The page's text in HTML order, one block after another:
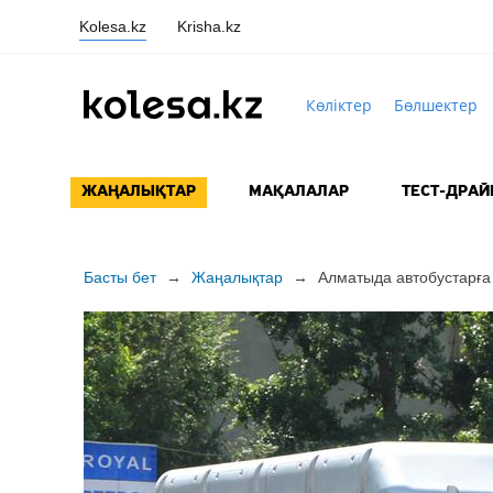
Kolesa.kz Krisha.kz
Көліктер Бөлшектер
ЖАҢАЛЫҚТАР МАҚАЛАЛАР ТЕСТ-
Басты бет → Жаңалықтар → Алматыда